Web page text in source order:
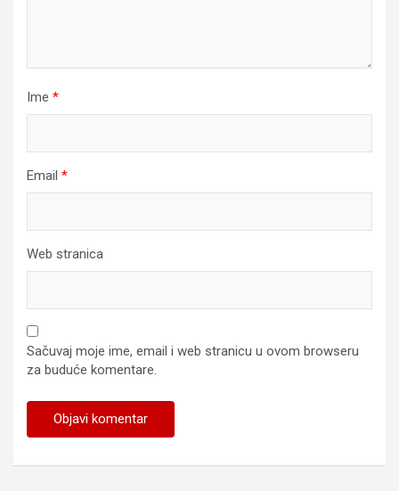
Ime *
Email *
Web stranica
Sačuvaj moje ime, email i web stranicu u ovom browseru
za buduće komentare.